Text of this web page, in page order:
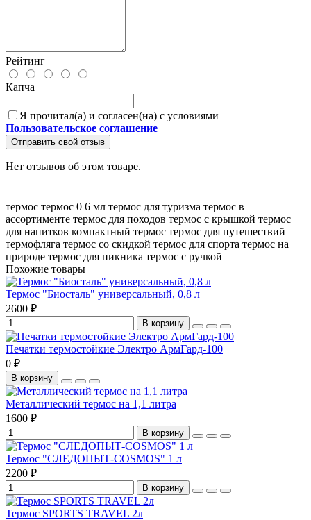
Рейтинг
Капча
Я прочитал(а) и согласен(на) с условиями
Пользовательское соглашение
Отправить свой отзыв
Нет отзывов об этом товаре.
термос термос 0 6 мл термос для туризма термос в
ассортименте термос для походов термос с крышкой термос
для напитков компактный термос термос для путешествий
термофляга термос со скидкой термос для спорта термос на
природе термос для пикника термос с ручкой
Похожие товары
Термос "Биосталь" универсальный, 0,8 л
2600 ₽
В корзину
Печатки термостойкие Электро АрмГард-100
0 ₽
В корзину
Металлический термос на 1,1 литра
1600 ₽
В корзину
Термос "СЛЕДОПЫТ-COSMOS" 1 л
2200 ₽
В корзину
Термос SPORTS TRAVEL 2л